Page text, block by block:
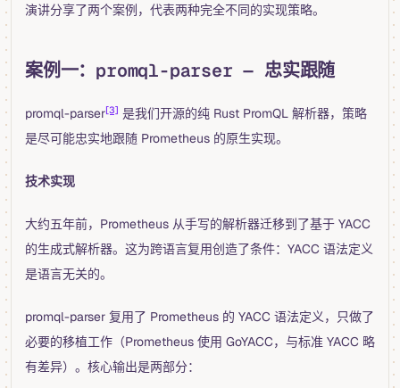
演讲分享了两个案例，代表两种完全不同的实现策略。
案例一：promql-parser — 忠实跟随
promql-parser[3] 是我们开源的纯 Rust PromQL 解析器，策略
是尽可能忠实地跟随 Prometheus 的原生实现。
技术实现
大约五年前，Prometheus 从手写的解析器迁移到了基于 YACC
的生成式解析器。这为跨语言复用创造了条件：YACC 语法定义
是语言无关的。
promql-parser 复用了 Prometheus 的 YACC 语法定义，只做了
必要的移植工作（Prometheus 使用 GoYACC，与标准 YACC 略
有差异）。核心输出是两部分：